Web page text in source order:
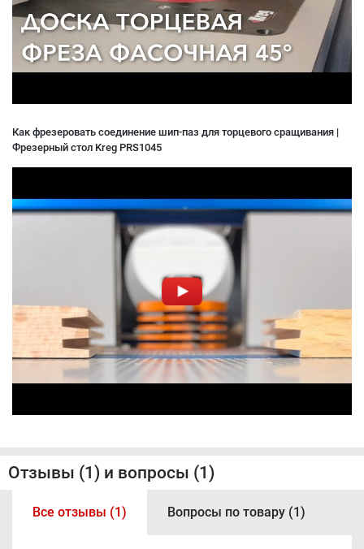
Как фрезеровать соединение шип-паз для торцевого сращивания |
Фрезерный стол Kreg PRS1045
Отзывы (1) и вопросы (1)
Все отзывы (1) Вопросы по товару (1)